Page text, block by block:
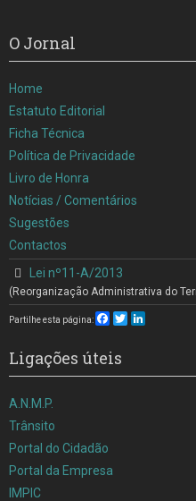
O Jornal
Home
Estatuto Editorial
Ficha Técnica
Política de Privacidade
Livro de Honra
Notícias / Comentários
Sugestões
Contactos
Lei nº11-A/2013
(Reorganização Administrativa do
Partilhe esta página: Facebook
Twitter
Ligações úteis
A.N.M.P.
Trânsito
Portal do Cidadão
Portal da Empresa
IMPIC